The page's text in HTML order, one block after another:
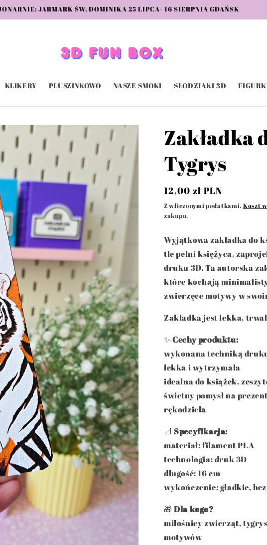
JARMARK ŚW. DOMINIKA 25 LIPCA- 16 SIERPNIA GDAŃSK
KLIKERY PLUSZINKOWO NASZE SMOKI SŁODZIAKI 3D
Zakładka
Tygrys
Cena
regularna
12,00 zł PLN
Z wliczonymi podatkami. Koszt
zakupu.
Wyjątkowa zakładka do
tle pełni księżyca,
druku 3D. Ta autorska
które kochają
zwierzęce motywy w
Zakładka jest lekka,
✨Cechy produktu:
wykonana techniką
lekka i wytrzymała
idealna do książek,
świetny pomysł na
rękodzieła
📐Specyfikacja:
materiał: filament PLA
technologia: druk 3D
długość: 16 cm
wykończenie: gładkie,
🎁Dla kogo?
miłośnicy zwierząt,
motywów